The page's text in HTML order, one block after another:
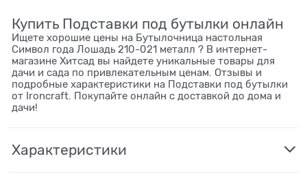
Купить Подставки под бутылки онлайн
Ищете хорошие цены на Бутылочница настольная
Символ года Лошадь 210-021 металл ? В интернет-
магазине Хитсад вы найдете уникальные товары для
дачи и сада по привлекательным ценам. Отзывы и
подробные характеристики на Подставки под бутылки
от Ironcraft. Покупайте онлайн с доставкой до дома и
дачи!
Характеристики